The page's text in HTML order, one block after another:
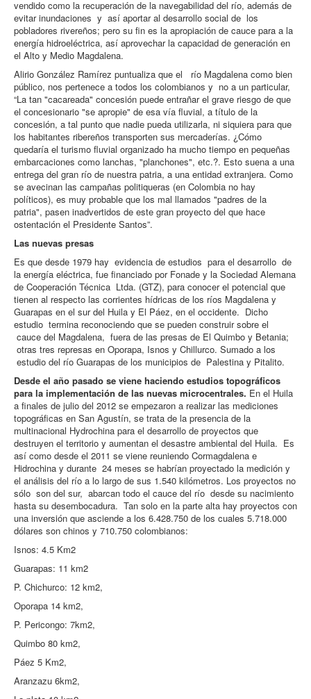
vendido como la recuperación de la navegabilidad del río, además de
evitar inundaciones y así aportar al desarrollo social de los
pobladores rivereños; pero su fin es la apropiación de cauce para a la
energía hidroeléctrica, así aprovechar la capacidad de generación en
el Alto y Medio Magdalena.
Alirio González Ramírez puntualiza que el río Magdalena como bien
público, nos pertenece a todos los colombianos y no a un particular,
“La tan "cacareada" concesión puede entrañar el grave riesgo de que
el concesionario "se apropie" de esa vía fluvial, a título de la
concesión, a tal punto que nadie pueda utilizarla, ni siquiera para que
los habitantes ribereños transporten sus mercaderías. ¿Cómo
quedaría el turismo fluvial organizado ha mucho tiempo en pequeñas
embarcaciones como lanchas, "planchones", etc.?. Esto suena a una
entrega del gran río de nuestra patria, a una entidad extranjera. Como
se avecinan las campañas politiqueras (en Colombia no hay
políticos), es muy probable que los mal llamados "padres de la
patria", pasen inadvertidos de este gran proyecto del que hace
ostentación el Presidente Santos”.
Las nuevas presas
Es que desde 1979 hay evidencia de estudios para el desarrollo de
la energía eléctrica, fue financiado por Fonade y la Sociedad Alemana
de Cooperación Técnica Ltda. (GTZ), para conocer el potencial que
tienen al respecto las corrientes hídricas de los ríos Magdalena y
Guarapas en el sur del Huila y El Páez, en el occidente. Dicho
estudio termina reconociendo que se pueden construir sobre el
cauce del Magdalena, fuera de las presas de El Quimbo y Betania;
otras tres represas en Oporapa, Isnos y Chillurco. Sumado a los
estudio del río Guarapas de los municipios de Palestina y Pitalito.
Desde el año pasado se viene haciendo estudios topográficos
para la implementación de las nuevas microcentrales. En el Huila
a finales de julio del 2012 se empezaron a realizar las mediciones
topográficas en San Agustín, se trata de la presencia de la
multinacional Hydrochina para el desarrollo de proyectos que
destruyen el territorio y aumentan el desastre ambiental del Huila. Es
así como desde el 2011 se viene reuniendo Cormagdalena e
Hidrochina y durante 24 meses se habrían proyectado la medición y
el análisis del río a lo largo de sus 1.540 kilómetros. Los proyectos no
sólo son del sur, abarcan todo el cauce del río desde su nacimiento
hasta su desembocadura. Tan solo en la parte alta hay proyectos con
una inversión que asciende a los 6.428.750 de los cuales 5.718.000
dólares son chinos y 710.750 colombianos:
Isnos: 4.5 Km2
Guarapas: 11 km2
P. Chichurco: 12 km2,
Oporapa 14 km2,
P. Pericongo: 7km2,
Quimbo 80 km2,
Páez 5 Km2,
Aranzazu 6km2,